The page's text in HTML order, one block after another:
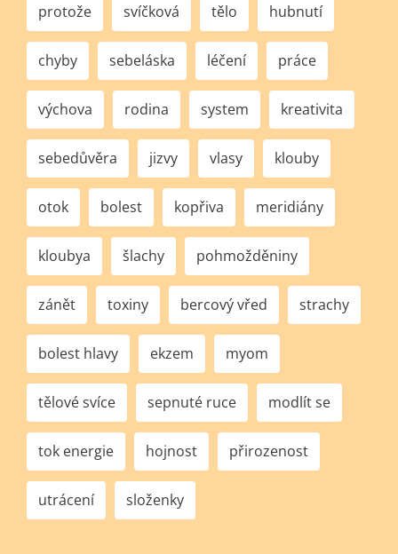
protože svíčková tělo hubnutí
chyby sebeláska léčení práce
výchova rodina system kreativita
sebedůvěra jizvy vlasy klouby
otok bolest kopřiva meridiány
kloubya šlachy pohmožděniny
zánět toxiny bercový vřed strachy
bolest hlavy ekzem myom
tělové svíce sepnuté ruce modlít se
tok energie hojnost přirozenost
utrácení složenky